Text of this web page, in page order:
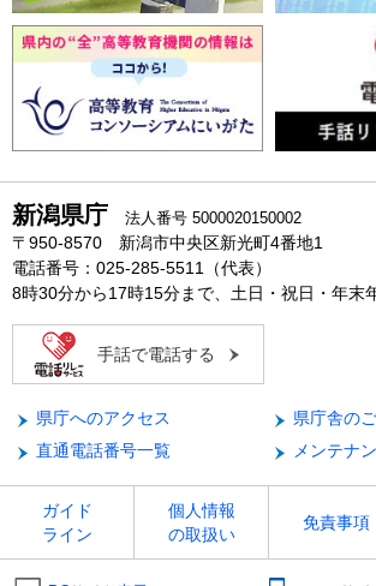
新潟県庁 法人番号 5000020150002
〒950-8570 新潟市中央区新光町4番地1
電話番号：025-285-5511（代表）
8時30分から17時15分まで、土日・祝日・年末
手話で電話する
県庁へのアクセス
県庁舎の
直通電話番号一覧
メンテナ
ガイド
ライン
個人情報
の取扱い
免責事項